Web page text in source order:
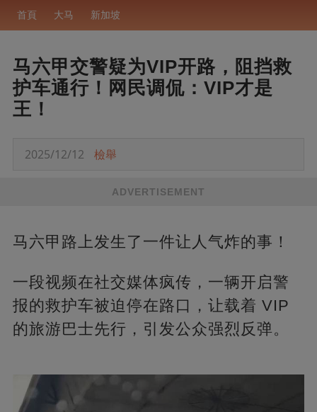
首頁 大马 新加坡
马六甲交警疑为VIP开路，阻挡救
护车通行！网民调侃：VIP才是
王！
2025/12/12 檢舉
ADVERTISEMENT
马六甲路上发生了一件让人气炸的事！
一段视频在社交媒体疯传，一辆开启警
报的救护车被迫停在路口，让载着 VIP
的旅游巴士先行，引发公众强烈反弹。